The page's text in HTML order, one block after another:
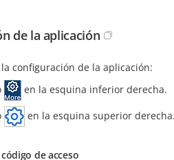
de la aplicación
configuración de la aplicación:
en la esquina inferior derecha.
en la esquina superior derecha.
de acceso